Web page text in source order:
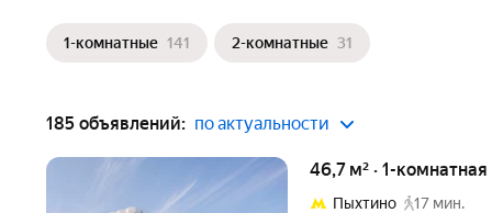
1-комнатные 141 2-комнатные 31
185 объявлений: по актуальности
46,7 м² · 1-
Пыхтино
17 мин.